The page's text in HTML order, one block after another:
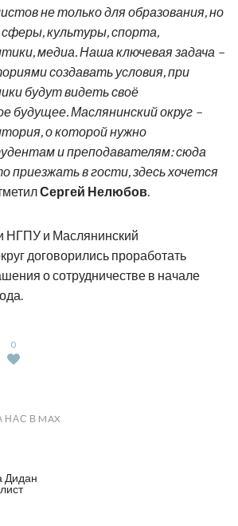
не только для образования, но
сферы, культуры, спорта,
медиа. Наша ключевая задача –
создавать условия, при
будут видеть своё
будущее. Маслянинский округ –
о которой нужно
и преподавателям: сюда
приезжать в гости, здесь хочется
Сергей Нелюбов.
НГПУ и Маслянинский
договорились проработать
о сотрудничестве в начале
0
В MAX
Дидан